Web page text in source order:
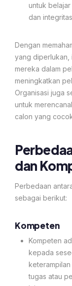
untuk
dan
Dengan
yang diperlukan,
mereka dalam
meningkatkan
Organisasi juga
untuk
calon yang
dan
Perbedaan
sebagai berikut:
Kompeten
Kompeten
kepada
tugas atau